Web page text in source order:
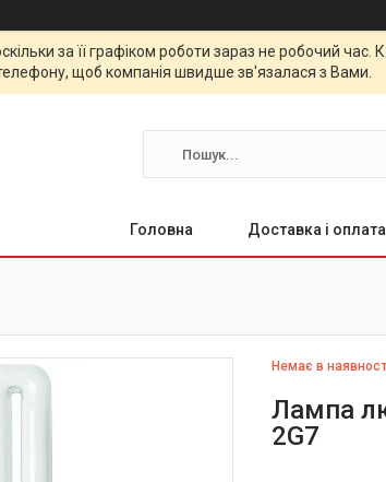
за її графіком роботи зараз не робочий
щоб компанія швидше зв'язалася з Вами.
Головна Доставка і оплата
Немає в
Лампа
2G7